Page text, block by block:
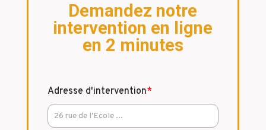
Demandez notre
intervention en ligne
en 2 minutes
Adresse d'intervention*